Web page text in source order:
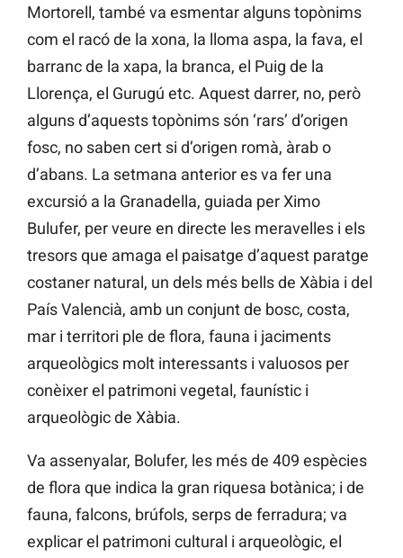
Mortorell, també va esmentar alguns topònims
com el racó de la xona, la lloma aspa, la fava, el
barranc de la xapa, la branca, el Puig de la
Llorença, el Gurugú etc. Aquest darrer, no, però
alguns d’aquests topònims són ‘rars’ d’origen
fosc, no saben cert si d’origen romà, àrab o
d’abans. La setmana anterior es va fer una
excursió a la Granadella, guiada per Ximo
Bulufer, per veure en directe les meravelles i els
tresors que amaga el paisatge d’aquest paratge
costaner natural, un dels més bells de Xàbia i del
País Valencià, amb un conjunt de bosc, costa,
mar i territori ple de flora, fauna i jaciments
arqueològics molt interessants i valuosos per
conèixer el patrimoni vegetal, faunístic i
arqueològic de Xàbia.
Va assenyalar, Bolufer, les més de 409 espècies
de flora que indica la gran riquesa botànica; i de
fauna, falcons, brúfols, serps de ferradura; va
explicar el patrimoni cultural i arqueològic, el